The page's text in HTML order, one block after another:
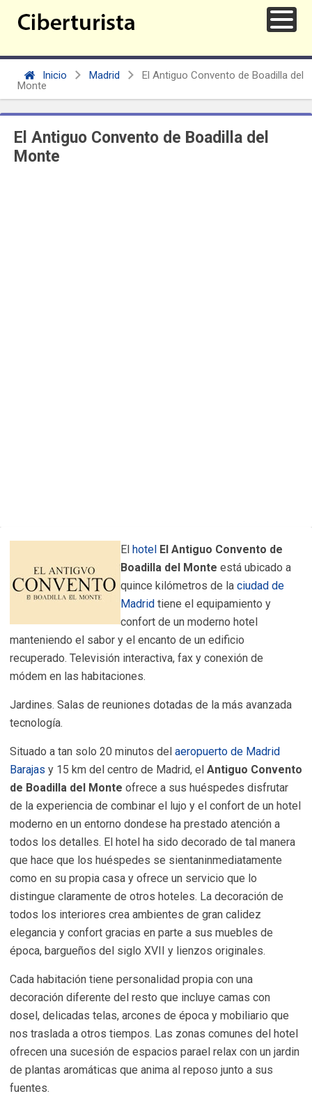
Inicio Madrid
El Antiguo Convento de Boadilla del
Monte
El Antiguo Convento de Boadilla del
Monte
El hotel El Antiguo Convento de
Boadilla del Monte está ubicado a
quince kilómetros de la ciudad de
Madrid tiene el equipamiento y
confort de un moderno hotel
manteniendo el sabor y el encanto de un edificio
recuperado. Televisión interactiva, fax y conexión de
módem en las habitaciones.
Jardines. Salas de reuniones dotadas de la más avanzada
tecnología.
Situado a tan solo 20 minutos del aeropuerto de Madrid
Barajas y 15 km del centro de Madrid, el Antiguo Convento
de Boadilla del Monte ofrece a sus huéspedes disfrutar
de la experiencia de combinar el lujo y el confort de un hotel
moderno en un entorno dondese ha prestado atención a
todos los detalles. El hotel ha sido decorado de tal manera
que hace que los huéspedes se sientaninmediatamente
como en su propia casa y ofrece un servicio que lo
distingue claramente de otros hoteles. La decoración de
todos los interiores crea ambientes de gran calidez
elegancia y confort gracias en parte a sus muebles de
época, bargueños del siglo XVII y lienzos originales.
Cada habitación tiene personalidad propia con una
decoración diferente del resto que incluye camas con
dosel, delicadas telas, arcones de época y mobiliario que
nos traslada a otros tiempos. Las zonas comunes del hotel
ofrecen una sucesión de espacios parael relax con un jardin
de plantas aromáticas que anima al reposo junto a sus
fuentes.